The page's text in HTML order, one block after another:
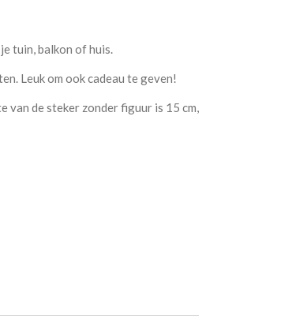
tuin, balkon of huis.
Leuk om ook cadeau te geven!
van de steker zonder figuur is 15 cm,